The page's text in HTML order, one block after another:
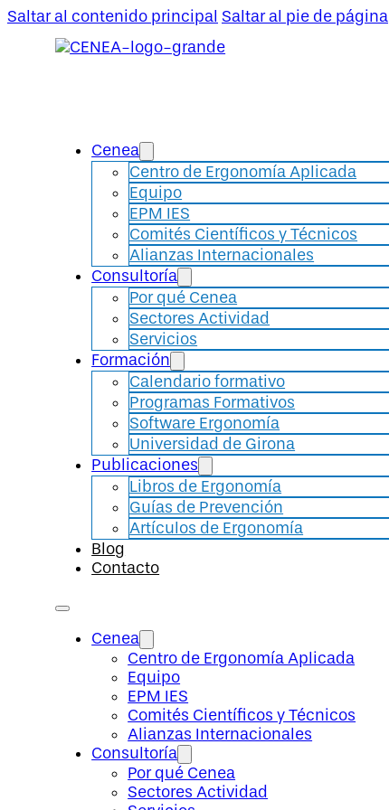
Saltar al contenido principal Saltar al pie de página
Cenea
Centro de Ergonomía Aplicada
Equipo
EPM IES
Comités Científicos y Técnicos
Alianzas Internacionales
Consultoría
Por qué Cenea
Sectores Actividad
Servicios
Formación
Calendario formativo
Programas Formativos
Software Ergonomía
Universidad de Girona
Publicaciones
Libros de Ergonomía
Guías de Prevención
Artículos de Ergonomía
Blog
Contacto
Cenea
Centro de Ergonomía Aplicada
Equipo
EPM IES
Comités Científicos y Técnicos
Alianzas Internacionales
Consultoría
Por qué Cenea
Sectores Actividad